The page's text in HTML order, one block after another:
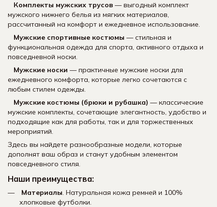
Комплекты мужских трусов — выгодный комплект
мужского нижнего белья из мягких материалов,
рассчитанный на комфорт и ежедневное использование.
Мужские спортивные костюмы — стильная и
функциональная одежда для спорта, активного отдыха и
повседневной носки.
Мужские носки — практичные мужские носки для
ежедневного комфорта, которые легко сочетаются с
любым стилем одежды.
Мужские костюмы (брюки и рубашка) — классические
мужские комплекты, сочетающие элегантность, удобство и
подходящие как для работы, так и для торжественных
мероприятий.
Здесь вы найдете разнообразные модели, которые
дополнят ваш образ и станут удобным элементом
повседневного стиля.
Наши преимущества:
Материалы. Натуральная кожа ремней и 100%
хлопковые футболки.